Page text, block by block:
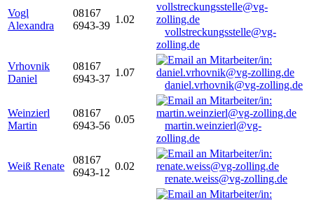
Vogl
Alexandra
08167
6943-39
1.02
vollstreckungsstelle@vg-
zolling.de
Vrhovnik
Daniel
08167
6943-37
1.07
daniel.vrhovnik@vg-zolling.de
Weinzierl
Martin
08167
6943-56
0.05
martin.weinzierl@vg-
zolling.de
Weiß Renate
08167
6943-12
0.02
renate.weiss@vg-zolling.de